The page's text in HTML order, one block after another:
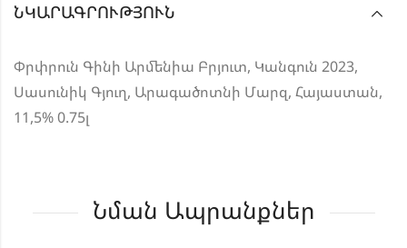
ՆԿԱՐԱԳՐՈՒԹՅՈՒՆ
Փրփրուն Գինի Արմենիա Բրյուտ, Կանգուն 2023,
Սասունիկ Գյուղ, Արագածոտնի Մարզ, Հայաստան,
11,5% 0.75լ
Նման Ապրանքներ